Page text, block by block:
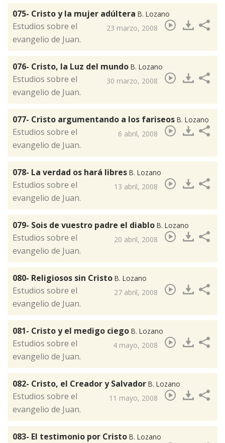
075- Cristo y la mujer adúltera B. Lozano
23 marzo, 2008
​Estudios sobre el
evangelio de Juan.
076- Cristo, la Luz del mundo B. Lozano
30 marzo, 2008
​Estudios sobre el
evangelio de Juan.
077- Cristo argumentando a los fariseos B. Lozano
6 abril, 2008
​Estudios sobre el
evangelio de Juan.
078- La verdad os hará libres B. Lozano
13 abril, 2008
​Estudios sobre el
evangelio de Juan.
079- Sois de vuestro padre el diablo B. Lozano
20 abril, 2008
​Estudios sobre el
evangelio de Juan.
080- Religiosos sin Cristo B. Lozano
27 abril, 2008
​Estudios sobre el
evangelio de Juan.
081- Cristo y el medigo ciego B. Lozano
4 mayo, 2008
​Estudios sobre el
evangelio de Juan.
082- Cristo, el Creador y Salvador B. Lozano
11 mayo, 2008
​Estudios sobre el
evangelio de Juan.
083- El testimonio por Cristo B. Lozano